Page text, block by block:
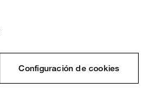
Configuración de cookies